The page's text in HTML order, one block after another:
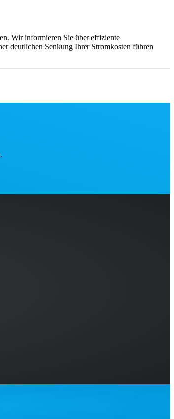
Wir informieren Sie über effiziente
deutlichen Senkung Ihrer Stromkosten führen